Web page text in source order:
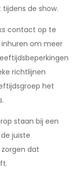
de show.
contact op te
om meer
richtlijnen
het
staan bij een
juiste
dat